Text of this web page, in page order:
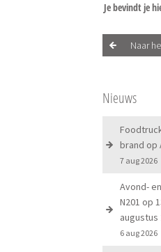
Je bevindt je
Naar
Nieuws
brand op
7 aug 2026
Avond-
N201 op
augustus
6 aug 2026